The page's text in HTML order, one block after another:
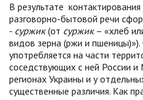
В результате контактирования
разговорно-бытовой речи
- суржик(от суржик– «хлеб
видов зерна (ржи и пшеницы)»).
употребляется на части
соседствующих с ней России
регионах Украины и у
существенные различия. Как